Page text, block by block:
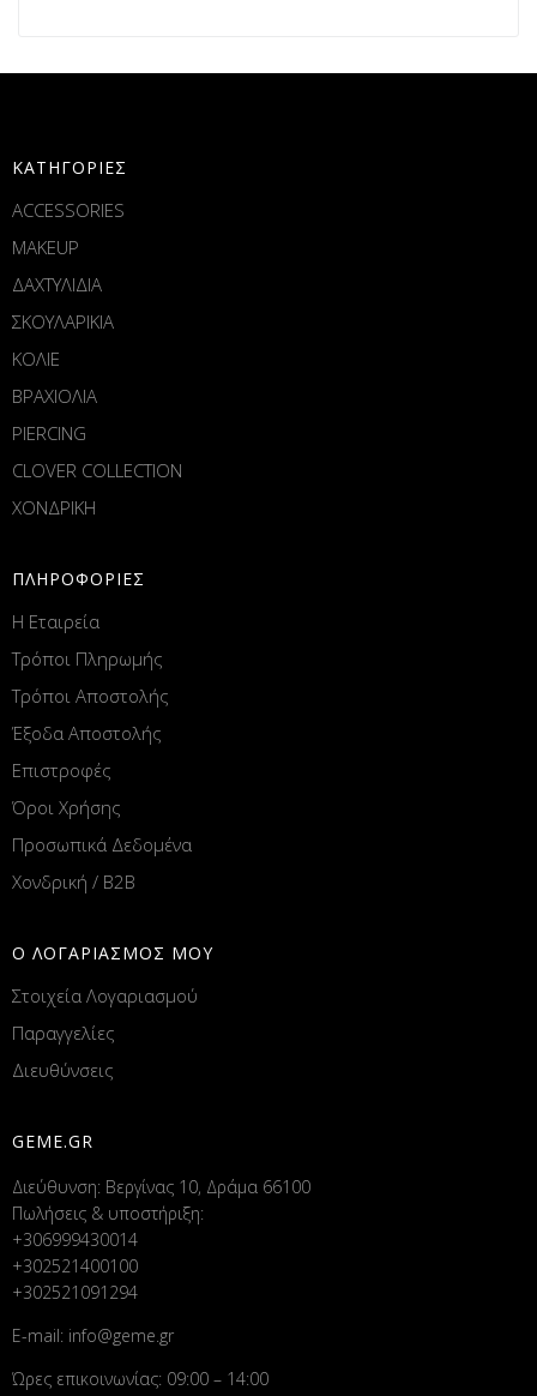
ΚΑΤΗΓΟΡΙΕΣ
ACCESSORIES
MAKEUP
ΔΑΧΤΥΛΙΔΙΑ
ΣΚΟΥΛΑΡΙΚΙΑ
ΚΟΛΙΕ
ΒΡΑΧΙΟΛΙΑ
PIERCING
CLOVER COLLECTION
ΧΟΝΔΡΙΚΗ
ΠΛΗΡΟΦΟΡΙΕΣ
Η Εταιρεία
Τρόποι Πληρωμής
Τρόποι Αποστολής
Έξοδα Αποστολής
Επιστροφές
Όροι Χρήσης
Προσωπικά Δεδομένα
Χονδρική / B2B
Ο ΛΟΓΑΡΙΑΣΜΟΣ ΜΟΥ
Στοιχεία Λογαριασμού
Παραγγελίες
Διευθύνσεις
GEME.GR
Διεύθυνση: Βεργίνας 10, Δράμα 66100
Πωλήσεις & υποστήριξη:
+306999430014
+302521400100
+302521091294
E-mail: info@geme.gr
Ώρες επικοινωνίας: 09:00 – 14:00